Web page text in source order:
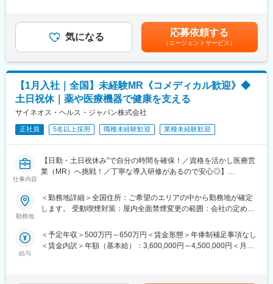
【業務内容】
大手製薬会社などを中心としたクライアントのプロジェクトへの
配属です。担当エリアの医療機関（開業医、病院）を訪問して、
医師、薬剤師に課題解決するための医薬品情報を提供、副作用情
報の収集を行っていただきます。
《具体的には...》
■新薬のプロモーション
■長期収載品の市場拡大
※プロジェクトの状況によっては、選考保留（ご紹介できるプロジ
変更の範囲：会社の定める業務
医療業界内でのキャリアアップを考えている方、メーカーへの転
職を視野に入れている方等、全力でサポートいたしますので是非
ご応募ください！
【EPファーマラインでキャリアを築くメリット】
■優良案件多数／メーカー転籍を支援
他社では見かけないような大手メーカーの案件や最先端製品の案
籍も視野に入れた内容で案件を受注しています。(＝将来的に医療
機器メーカーの正規社員としての勤務が可能) これを可能にして
らこそマネージャーの目が行き届く環境を整えることができ、顧
客からの信頼が厚いためです。
■入社後も強力なバックアップが受けられます！
CSOは本部のバックアップ体制が何より重要です。1人のプロジ
があればいつでも連絡できる距離感です。1～2カ月に一度の面談
も実施しており、日々の業務だけでなく中長期的な視点での相談
気になる 応募依頼する
（エージェントサービス）
【1月入社｜全国】未経験MR《コメディカル歓迎》◆
土日祝休｜薬や医療機器で健康を支える
サイネオス・ヘルス・ジャパン株式会社
正社員 5名以上採用 職種未経験歓迎 業種未経験歓迎
仕事内容
【日勤・土日祝休み”で自分の時間を確保！／資格を活かし医療営
業（MR）へ挑戦！／丁寧な導入研修があるので安心◎】
《資格と想いがあれば活躍できる！》
「誰かのためになる仕事がしたい」「社会貢献につながる仕事を
したい」という想いがあればOK！当社には、臨床経験を活かして
ます。
これまでの経験を活かして新たなフィールドで活躍したい方を歓
勤務地
＜勤務地詳細＞全国住所：ご希望のエリアの中から勤務地が確定
します。 受動喫煙対策：屋内全面禁煙変更の範囲：会社の定める
給与
＜予定年収＞500万円～650万円＜賃金形態＞年俸制補足事項なし
＜賃金内訳＞年額（基本給）：3,600,000円～4,500,000円＜月額